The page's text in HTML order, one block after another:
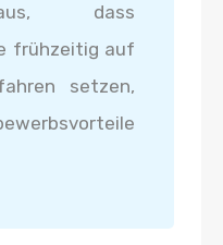
dass
frühzeitig auf
setzen,